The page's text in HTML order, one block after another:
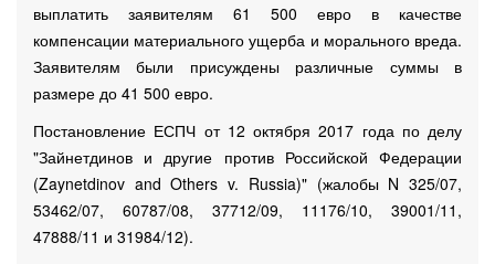
выплатить заявителям 61 500 евро в качестве
компенсации материального ущерба и морального вреда.
Заявителям были присуждены различные суммы в
размере до 41 500 евро.
Постановление ЕСПЧ от 12 октября 2017 года по делу
"Зайнетдинов и другие против Российской Федерации
(Zaynetdinov and Others v. Russia)" (жалобы N 325/07,
53462/07, 60787/08, 37712/09, 11176/10, 39001/11,
47888/11 и 31984/12).